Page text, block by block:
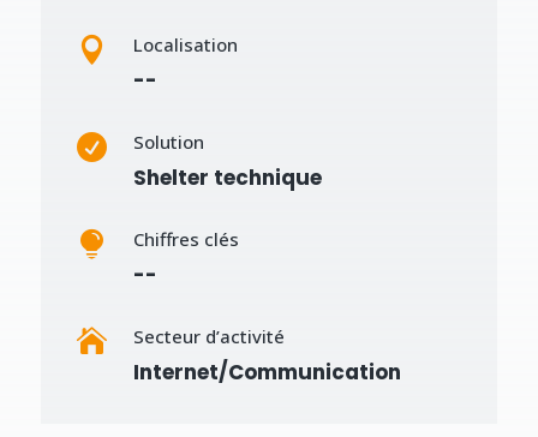
 Localisation
--
 Solution
Shelter technique
 Chiffres clés
--
 Secteur d’activité
Internet/Communication